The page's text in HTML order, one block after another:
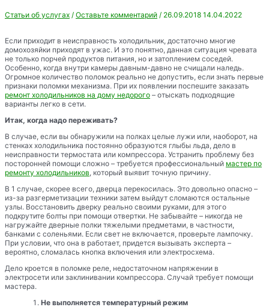
Статьи об услугах / Оставьте комментарий / 26.09.2018 14.04.2022
Если приходит в неисправность холодильник, достаточно многие
домохозяйки приходят в ужас. И это понятно, данная ситуация чревата
не только порчей продуктов питания, но и затоплением соседей.
Особенно, когда внутри камеры давным-давно не счищали наледь.
Огромное количество поломок реально не допустить, если знать первые
признаки поломки механизма. При их появлении поспешите заказать
ремонт холодильников на дому недорого – отыскать подходящие
варианты легко в сети.
Итак, когда надо переживать?
В случае, если вы обнаружили на полках целые лужи или, наоборот, на
стенках холодильника постоянно образуются глыбы льда, дело в
неисправности термостата или компрессора. Устранить проблему без
посторонней помощи сложно – требуется профессиональный мастер по
ремонту холодильников , который выявит точную причину.
В 1 случае, скорее всего, дверца перекосилась. Это довольно опасно –
из-за разгерметизации техники затем выйдут сломаются остальные
узлы. Восстановить дверку реально своими руками, для этого
подкрутите болты при помощи отвертки. Не забывайте – никогда не
нагружайте дверные полки тяжелыми предметами, в частности,
банками с соленьями. Если свет не включается, проверьте лампочку.
При условии, что она в работает, придется вызывать эксперта –
вероятно, сломалась кнопка включения или электросхема.
Дело кроется в поломке реле, недостаточном напряжении в
электросети или заклинивании компрессора. Случай требует помощи
мастера.
Не выполняется температурный режим